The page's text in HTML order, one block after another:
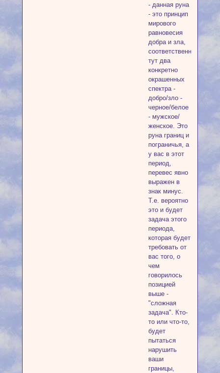
- данная руна
- это принцип
мирового
равновесия
добра и зла,
соответственно
тут два
конкретно
окрашенных
спектра -
добро/зло -
черное/белое
- мужское/
женское. Это
руна границ и
пограничья, а
у вас в этот
период,
перевес явно
выражен в
знак минус.
Т.е. вероятно
это и будет
задача этого
периода,
которая будет
требовать от
вас того, о
чем
говорилось
позицией
выше -
"сложная
задача". Кто-
то или что-то,
будет
пытаться
нарушить
ваши
границы,